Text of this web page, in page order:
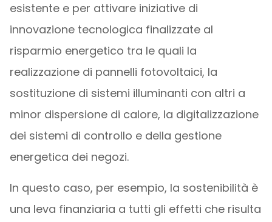
esistente e per attivare iniziative di
innovazione tecnologica finalizzate al
risparmio energetico tra le quali la
realizzazione di pannelli fotovoltaici, la
sostituzione di sistemi illuminanti con altri a
minor dispersione di calore, la digitalizzazione
dei sistemi di controllo e della gestione
energetica dei negozi.
In questo caso, per esempio, la sostenibilità è
una leva finanziaria a tutti gli effetti che risulta